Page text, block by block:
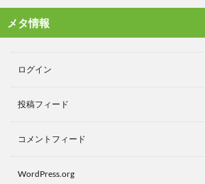
メタ情報
ログイン
投稿フィード
コメントフィード
WordPress.org